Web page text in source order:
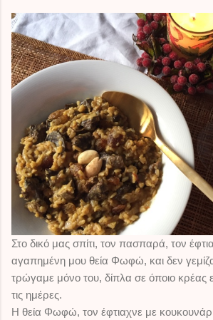
Στο δικό μας σπίτι, τον πασπαρά, τον
αγαπημένη μου θεία Φωφώ, και δεν
τρώγαμε μόνο του, δίπλα σε όποιο κρέας
τις ημέρες.
Η θεία Φωφώ, τον έφτιαχνε με κουκουνάρι